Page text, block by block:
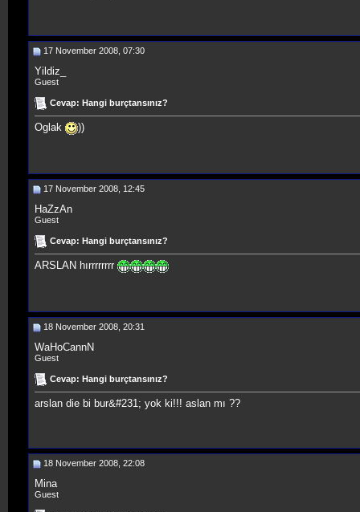
17 November 2008, 07:30
Yildiz_
Guest
Cevap: Hangi burçtansınız?
Oglak ))
17 November 2008, 12:45
HaZzAn
Guest
Cevap: Hangi burçtansınız?
ARSLAN hırrrrrrrr
18 November 2008, 20:31
WaHoCannN
Guest
Cevap: Hangi burçtansınız?
arslan die bi bur&#231; yok ki!!! aslan mı ??
18 November 2008, 22:08
Mina
Guest